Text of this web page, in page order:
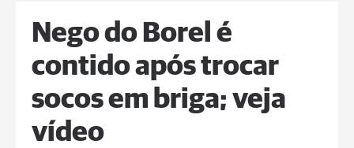
Nego do Borel é
contido após trocar
socos em briga; veja
vídeo